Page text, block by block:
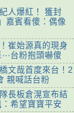
人爆紅！ 獲封
嘉賓看傻：偶像
崔始源真的現身
⋯台粉抱頭嚇傻
文哉首度來台！2
親喊話台粉
長板倉滉宣布結
希望寶寶平安